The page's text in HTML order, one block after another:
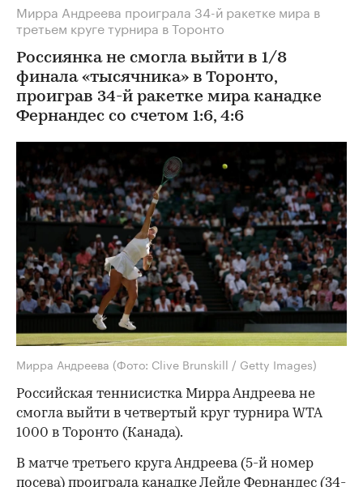
Мирра Андреева проиграла 34-й ракетке мира в
третьем круге турнира в Торонто
Россиянка не смогла выйти в 1/8
финала «тысячника» в Торонто,
проиграв 34-й ракетке мира канадке
Фернандес со счетом 1:6, 4:6
Мирра Андреева (Фото: Clive Brunskill / Getty Images)
Российская теннисистка Мирра Андреева не
смогла выйти в четвертый круг турнира WTA
1000 в Торонто (Канада).
В матче третьего круга Андреева (5-й номер
посева) проиграла канадке Лейле Фернандес (34-